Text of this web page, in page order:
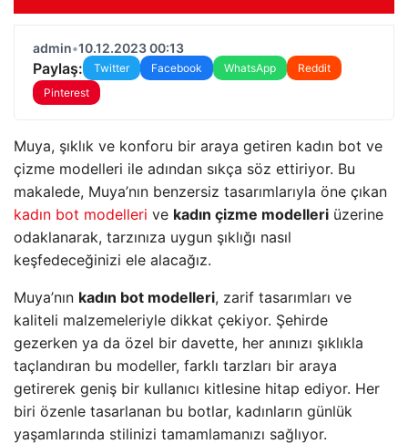
admin•10.12.2023 00:13
Paylaş: Twitter Facebook WhatsApp
Reddit
Pinterest
Muya, şıklık ve konforu bir araya getiren kadın bot ve
çizme modelleri ile adından sıkça söz ettiriyor. Bu
makalede, Muya’nın benzersiz tasarımlarıyla öne çıkan
kadın bot modelleri ve kadın çizme modelleri üzerine
odaklanarak, tarzınıza uygun şıklığı nasıl
keşfedeceğinizi ele alacağız.
Muya’nın kadın bot modelleri, zarif tasarımları ve
kaliteli malzemeleriyle dikkat çekiyor. Şehirde
gezerken ya da özel bir davette, her anınızı şıklıkla
taçlandıran bu modeller, farklı tarzları bir araya
getirerek geniş bir kullanıcı kitlesine hitap ediyor. Her
biri özenle tasarlanan bu botlar, kadınların günlük
yaşamlarında stilinizi tamamlamanızı sağlıyor.